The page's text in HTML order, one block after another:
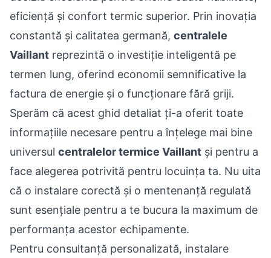
eficiență și confort termic superior. Prin inovația
constantă și calitatea germană, centralele
Vaillant reprezintă o investiție inteligentă pe
termen lung, oferind economii semnificative la
factura de energie și o funcționare fără griji.
Sperăm că acest ghid detaliat ți-a oferit toate
informațiile necesare pentru a înțelege mai bine
universul centralelor termice Vaillant și pentru a
face alegerea potrivită pentru locuința ta. Nu uita
că o instalare corectă și o mentenanță regulată
sunt esențiale pentru a te bucura la maximum de
performanța acestor echipamente.
Pentru consultanță personalizată, instalare